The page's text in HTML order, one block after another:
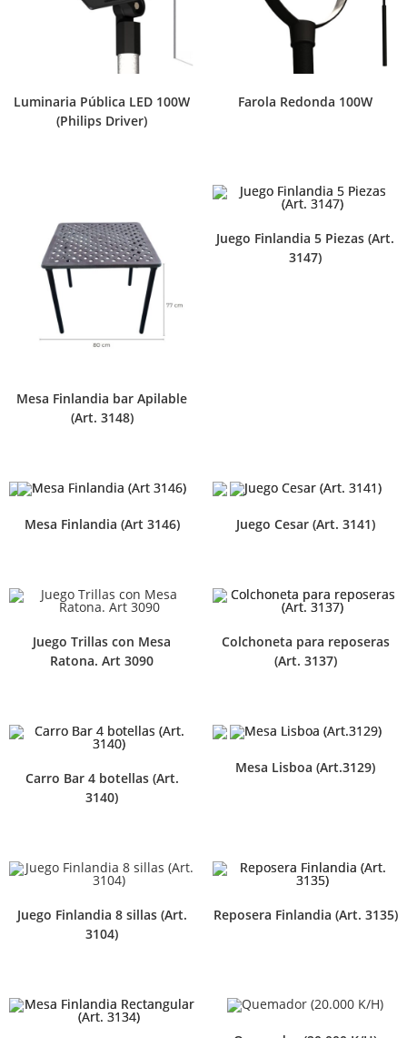
Luminaria Pública LED 100W
(Philips Driver)
Farola Redonda 100W
Mesa Finlandia bar Apilable
(Art. 3148)
Juego Finlandia 5 Piezas (Art.
3147)
Mesa Finlandia (Art 3146) Juego Cesar (Art. 3141)
Juego Trillas con Mesa
Ratona. Art 3090
Colchoneta para reposeras
(Art. 3137)
Carro Bar 4 botellas (Art.
3140)
Mesa Lisboa (Art.3129)
Juego Finlandia 8 sillas (Art.
3104)
Reposera Finlandia (Art. 3135)